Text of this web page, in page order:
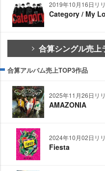
2019年10月16日リ
Category / My
合算シングル売上
合算アルバム売上TOP3作品
2025年11月26日リ
AMAZONIA
2024年10月02日リ
Fiesta